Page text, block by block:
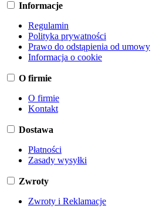
Informacje
Regulamin
Polityka prywatności
Prawo do odstąpienia od umowy
Informacja o cookie
O firmie
O firmie
Kontakt
Dostawa
Płatności
Zasady wysyłki
Zwroty
Zwroty i Reklamacje